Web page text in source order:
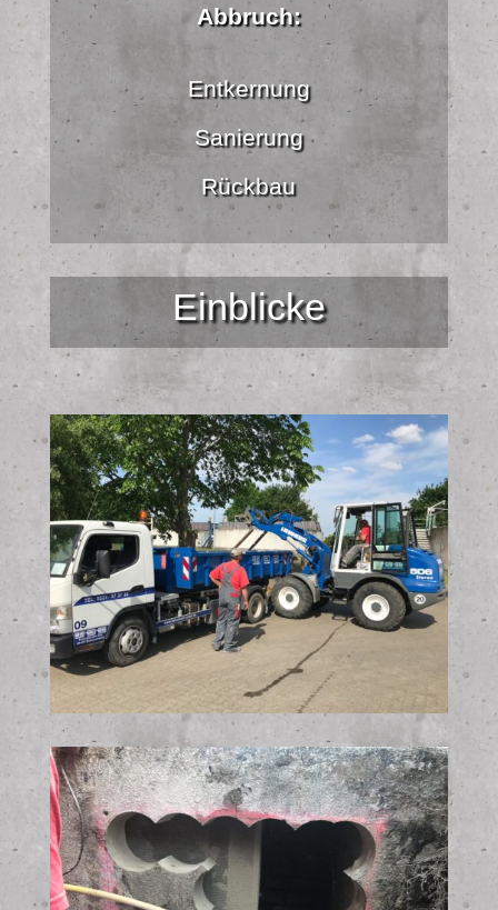
Abbruch:
Entkernung
Sanierung
Rückbau
Einblicke